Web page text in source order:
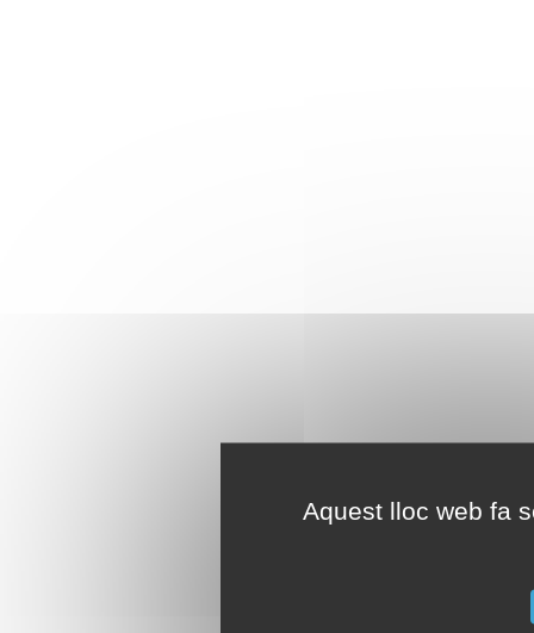
Aquest lloc web fa